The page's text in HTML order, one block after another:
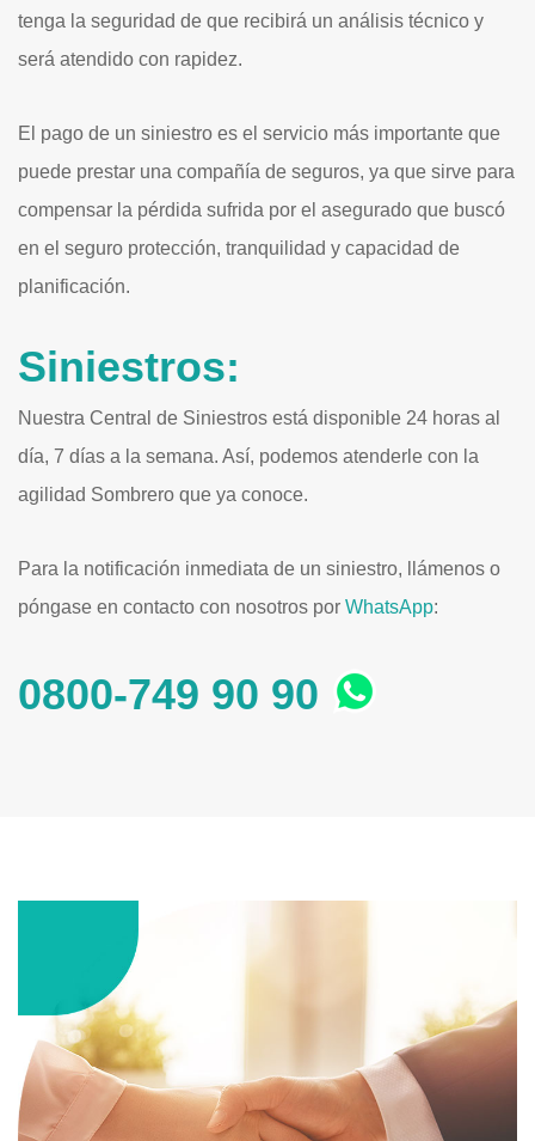
tenga la seguridad de que recibirá un análisis técnico y
será atendido con rapidez.
El pago de un siniestro es el servicio más importante que
puede prestar una compañía de seguros, ya que sirve para
compensar la pérdida sufrida por el asegurado que buscó
en el seguro protección, tranquilidad y capacidad de
planificación.
Siniestros:
Nuestra Central de Siniestros está disponible 24 horas al
día, 7 días a la semana. Así, podemos atenderle con la
agilidad Sombrero que ya conoce.
Para la notificación inmediata de un siniestro, llámenos o
póngase en contacto con nosotros por WhatsApp:
0800-749 90 90